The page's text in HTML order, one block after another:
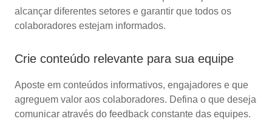
alcançar diferentes setores e garantir que todos os
colaboradores estejam informados.
Crie conteúdo relevante para sua equipe
Aposte em conteúdos informativos, engajadores e que
agreguem valor aos colaboradores. Defina o que deseja
comunicar através do feedback constante das equipes.